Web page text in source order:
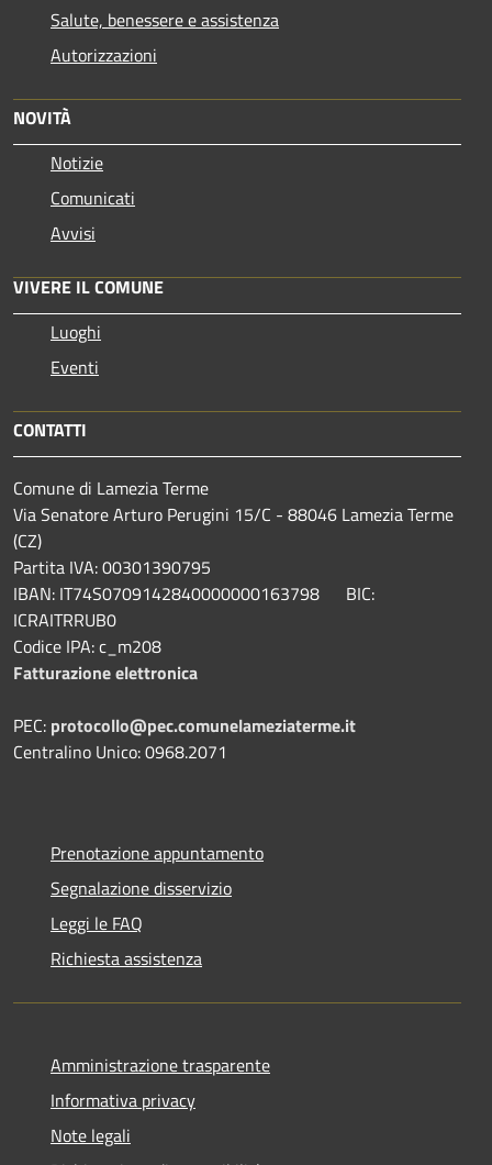
Salute, benessere e assistenza
Autorizzazioni
NOVITÀ
Notizie
Comunicati
Avvisi
VIVERE IL COMUNE
Luoghi
Eventi
CONTATTI
Comune di Lamezia Terme
Via Senatore Arturo Perugini 15/C - 88046 Lamezia Terme
(CZ)
Partita IVA: 00301390795
IBAN: IT74S0709142840000000163798 BIC:
ICRAITRRUB0
Codice IPA: c_m208
Fatturazione elettronica
PEC: protocollo@pec.comunelameziaterme.it
Centralino Unico: 0968.2071
Prenotazione appuntamento
Segnalazione disservizio
Leggi le FAQ
Richiesta assistenza
Amministrazione trasparente
Informativa privacy
Note legali